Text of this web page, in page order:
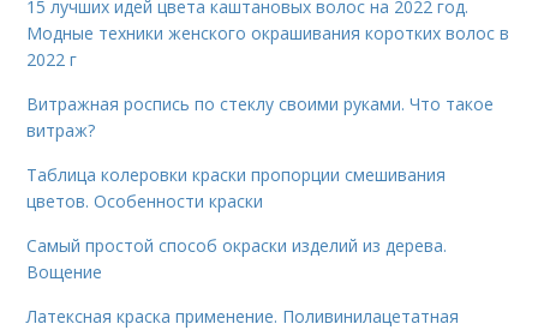
15 лучших идей цвета каштановых волос на 2022 год.
Модные техники женского окрашивания коротких волос в
2022 г
Витражная роспись по стеклу своими руками. Что такое
витраж?
Таблица колеровки краски пропорции смешивания
цветов. Особенности краски
Самый простой способ окраски изделий из дерева.
Вощение
Латексная краска применение. Поливинилацетатная